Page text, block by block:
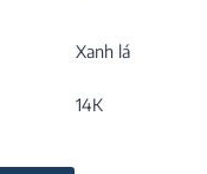
Xanh lá
14K